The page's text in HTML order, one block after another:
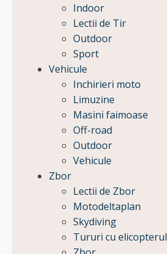
Indoor
Lectii de Tir
Outdoor
Sport
Vehicule
Inchirieri moto
Limuzine
Masini faimoase
Off-road
Outdoor
Vehicule
Zbor
Lectii de Zbor
Motodeltaplan
Skydiving
Tururi cu elicopterul